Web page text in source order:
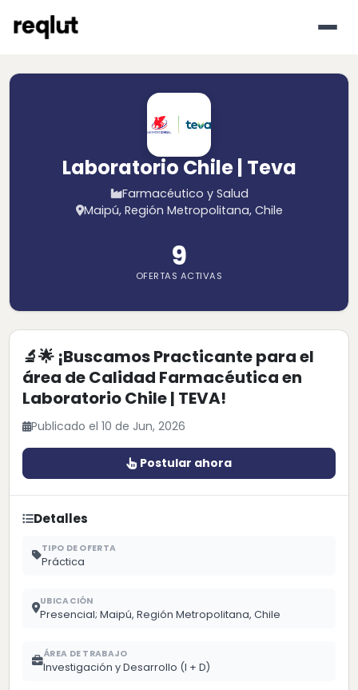
Laboratorio Chile | Teva
Farmacéutico y Salud
Maipú, Región Metropolitana, Chile
9
OFERTAS ACTIVAS
🔬🌟 ¡Buscamos Practicante para el
área de Calidad Farmacéutica en
Laboratorio Chile | TEVA!
Publicado el 10 de Jun, 2026
Postular ahora
Detalles
TIPO DE OFERTA
Práctica
UBICACIÓN
Presencial; Maipú, Región Metropolitana, Chile
ÁREA DE TRABAJO
Investigación y Desarrollo (I + D)